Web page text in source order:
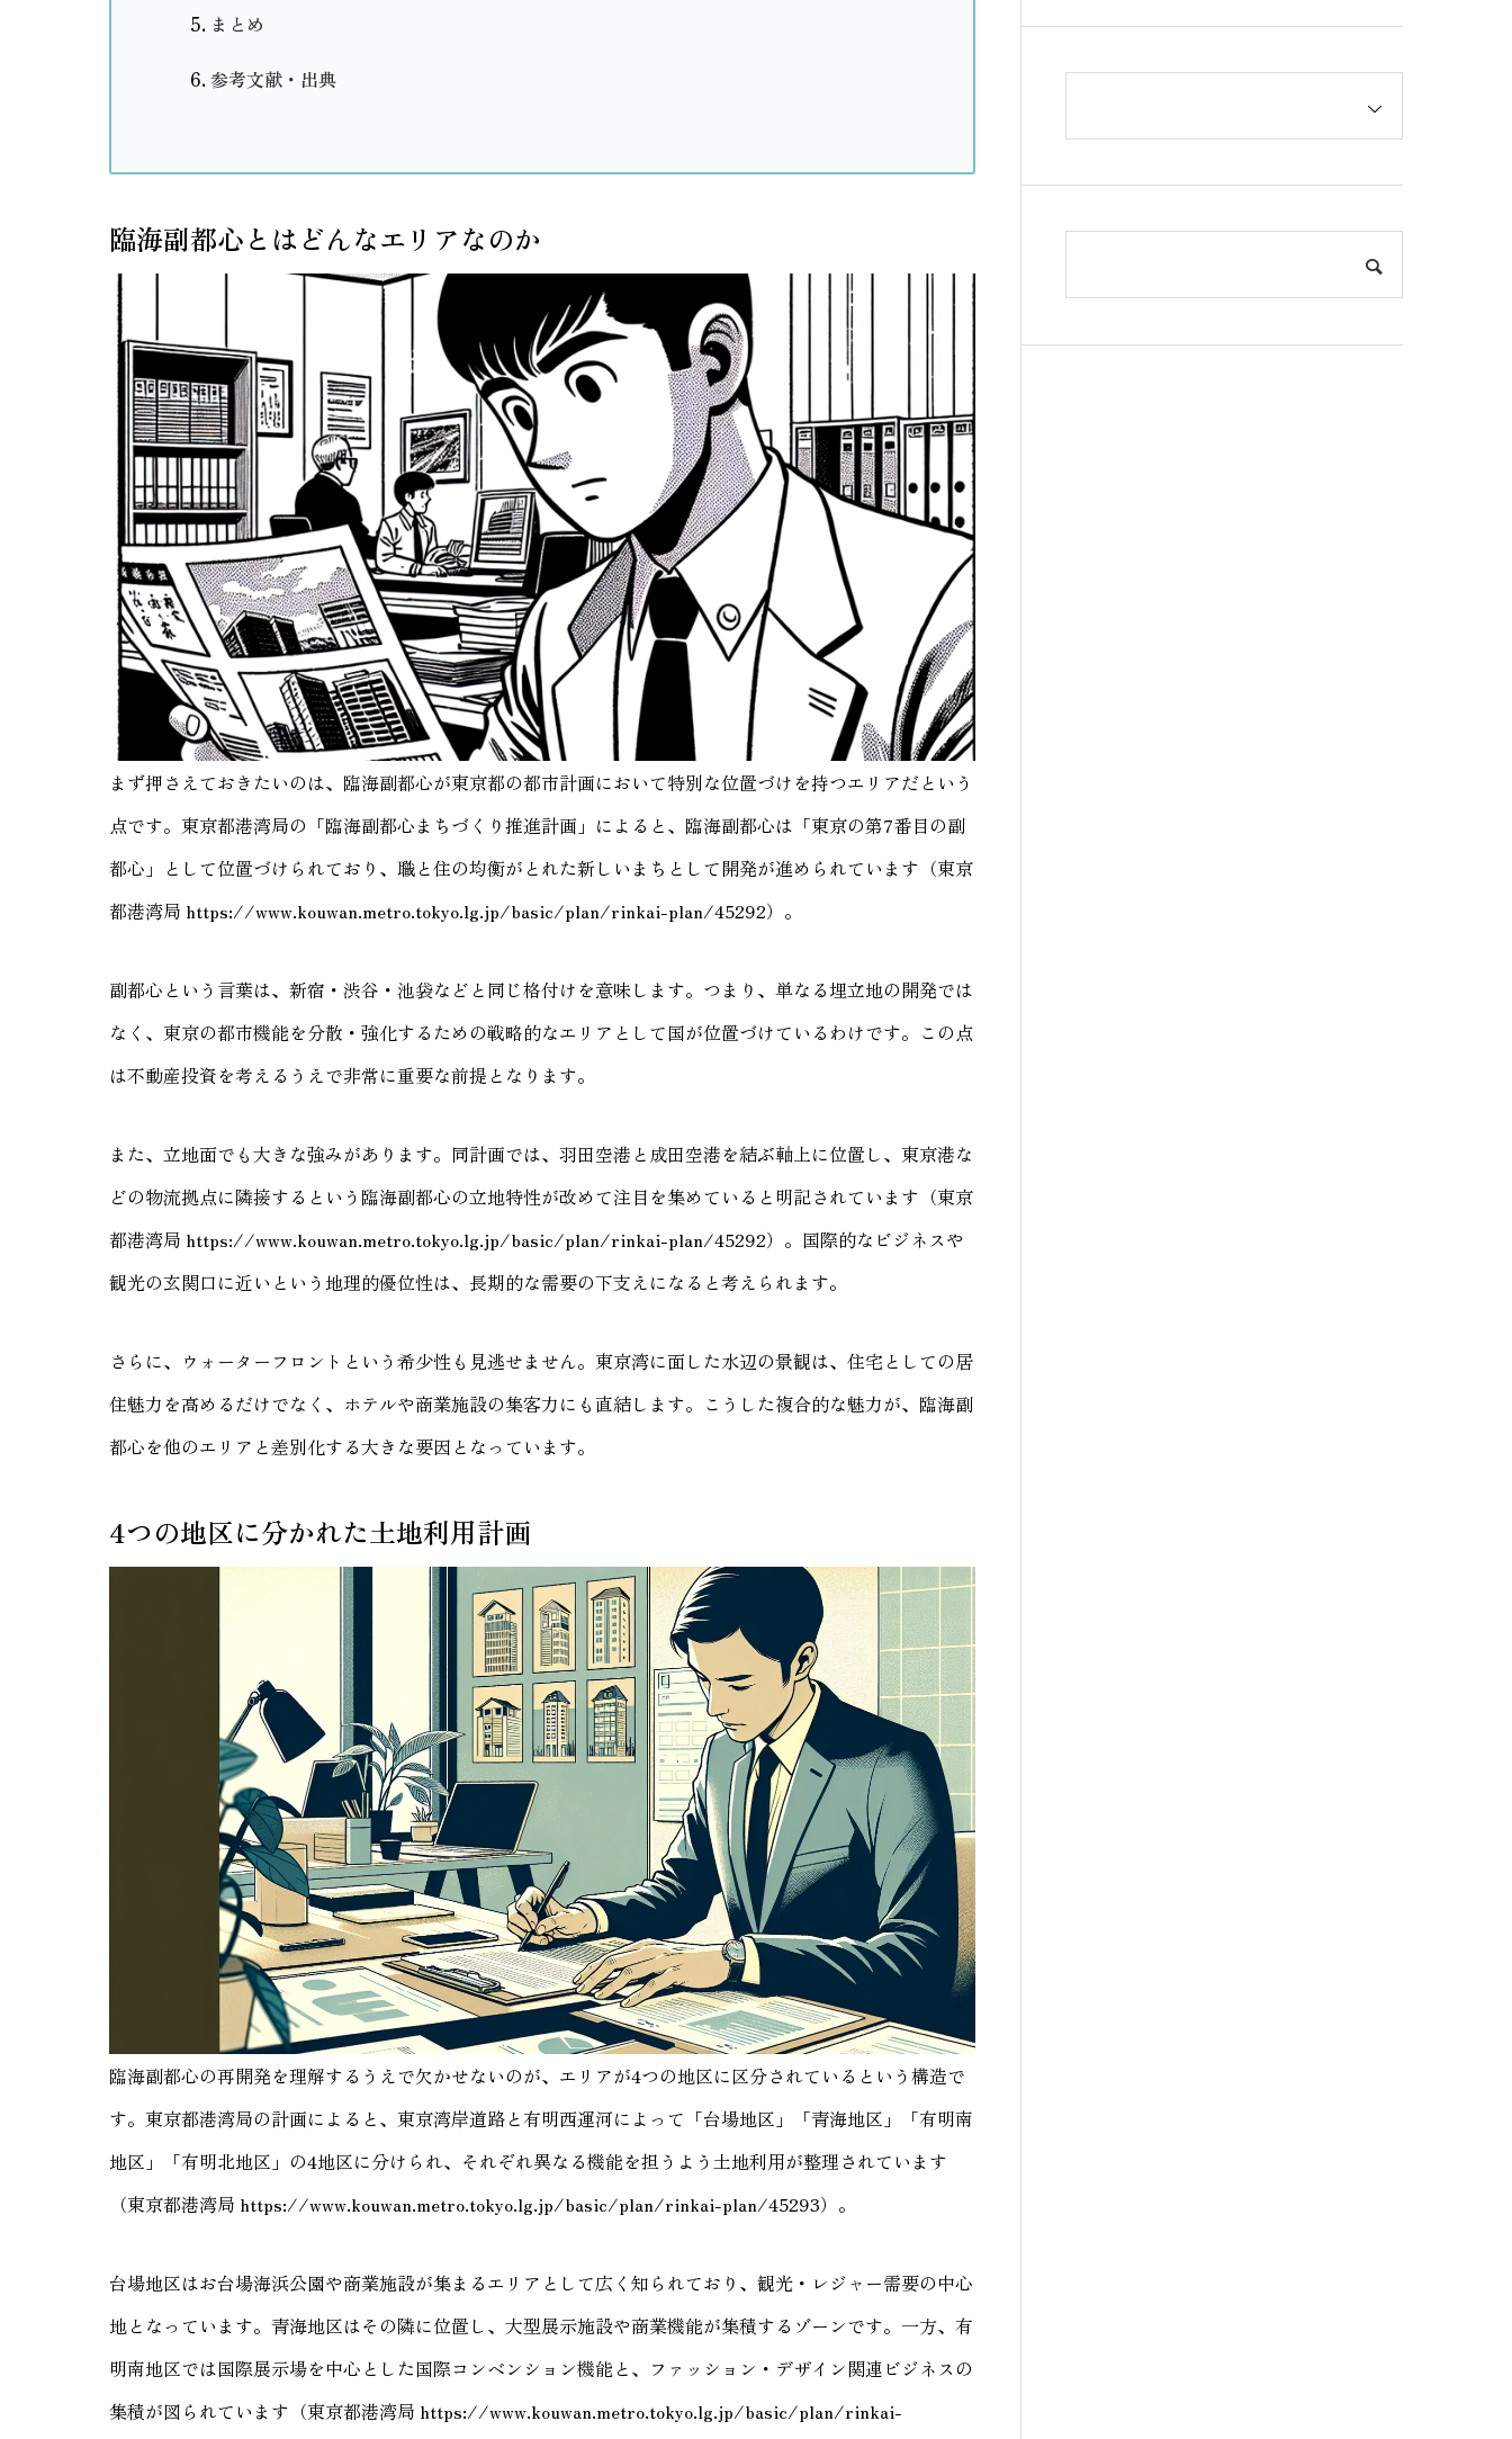
まとめ
参考文献・出典
臨海副都心とはどんなエリアなのか
まず押さえておきたいのは、臨海副都心が東京都の都市計画において特別な位置づけを持つエリアだという
点です。東京都港湾局の「臨海副都心まちづくり推進計画」によると、臨海副都心は「東京の第7番目の副
都心」として位置づけられており、職と住の均衡がとれた新しいまちとして開発が進められています（東京
都港湾局 https://www.kouwan.metro.tokyo.lg.jp/basic/plan/rinkai-plan/45292）。
副都心という言葉は、新宿・渋谷・池袋などと同じ格付けを意味します。つまり、単なる埋立地の開発では
なく、東京の都市機能を分散・強化するための戦略的なエリアとして国が位置づけているわけです。この点
は不動産投資を考えるうえで非常に重要な前提となります。
また、立地面でも大きな強みがあります。同計画では、羽田空港と成田空港を結ぶ軸上に位置し、東京港な
どの物流拠点に隣接するという臨海副都心の立地特性が改めて注目を集めていると明記されています（東京
都港湾局 https://www.kouwan.metro.tokyo.lg.jp/basic/plan/rinkai-plan/45292）。国際的なビジネスや
観光の玄関口に近いという地理的優位性は、長期的な需要の下支えになると考えられます。
さらに、ウォーターフロントという希少性も見逃せません。東京湾に面した水辺の景観は、住宅としての居
住魅力を高めるだけでなく、ホテルや商業施設の集客力にも直結します。こうした複合的な魅力が、臨海副
都心を他のエリアと差別化する大きな要因となっています。
4つの地区に分かれた土地利用計画
臨海副都心の再開発を理解するうえで欠かせないのが、エリアが4つの地区に区分されているという構造で
す。東京都港湾局の計画によると、東京湾岸道路と有明西運河によって「台場地区」「青海地区」「有明南
地区」「有明北地区」の4地区に分けられ、それぞれ異なる機能を担うよう土地利用が整理されています
（東京都港湾局 https://www.kouwan.metro.tokyo.lg.jp/basic/plan/rinkai-plan/45293）。
台場地区はお台場海浜公園や商業施設が集まるエリアとして広く知られており、観光・レジャー需要の中心
地となっています。青海地区はその隣に位置し、大型展示施設や商業機能が集積するゾーンです。一方、有
明南地区では国際展示場を中心とした国際コンベンション機能と、ファッション・デザイン関連ビジネスの
集積が図られています（東京都港湾局 https://www.kouwan.metro.tokyo.lg.jp/basic/plan/rinkai-